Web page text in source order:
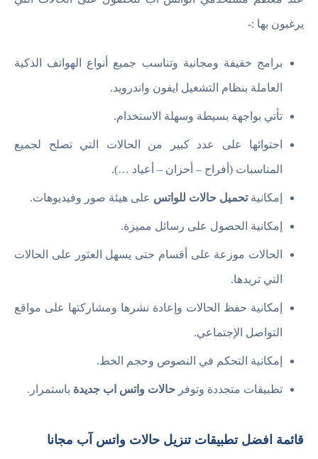
يرغبون بها :-
برامج خفيفة ومجانية وتناسب جميع أنواع الهواتف الذكية
العاملة بنظام التشغيل ايفون واندرويد.
تأتي بواجهة بسيطة وسهلة الاستخدام.
احتوائها على عدد كبير من الحالات التي تصلح لجميع
المناسبات (أفراح – أحزان – أعياد …).
إمكانيةتحميل حالات للواتس على هيئة صور وفيديوهات.
إمكانية الحصول على رسائل مميزة.
الحالات موزعة على أقسام حتى يسهل العثور على الحالات
التي تريدها.
إمكانية حفظ الحالات وإعادة نشرها ومشاركتها على مواقع
التواصل الإجتماعي.
إمكانية التحكم في النصوص وحجم الخط.
تطبيقات متجددة وتوفر حالات واتس اب جديدة باستمرار.
قائمة افضل تطبيقات تنزيل حالات واتس آب مجانا